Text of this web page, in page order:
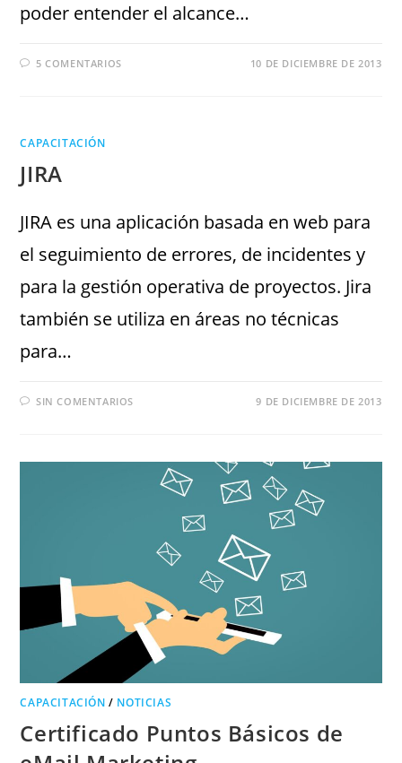
poder entender el alcance…
5 COMENTARIOS 10 DE DICIEMBRE DE 2013
CAPACITACIÓN
JIRA
JIRA es una aplicación basada en web para
el seguimiento de errores, de incidentes y
para la gestión operativa de proyectos. Jira
también se utiliza en áreas no técnicas
para…
SIN COMENTARIOS 9 DE DICIEMBRE DE 2013
CAPACITACIÓN / NOTICIAS
Certificado Puntos Básicos de